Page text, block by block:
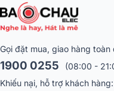
Gọi đặt mua, giao hàng toàn
1900 0255
(08:00 -
Khiếu nại, hỗ trợ khách hàng: